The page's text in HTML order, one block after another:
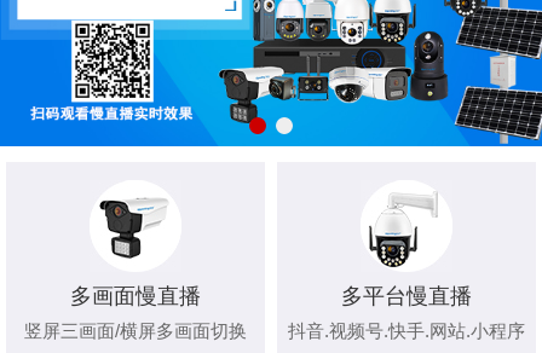
多画面慢直播
竖屏三画面/横屏多画面切换
多平台慢直播
抖音.视频号.快手.网站.小程序